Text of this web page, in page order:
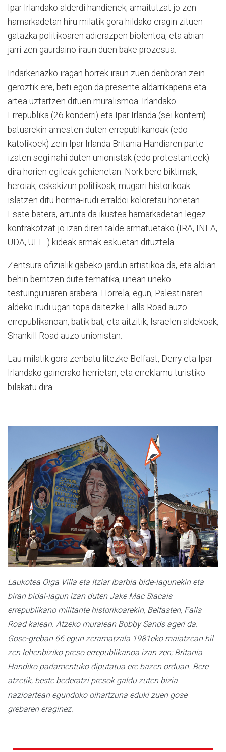
Ipar Irlandako alderdi handienek; amaitutzat jo zen
hamarkadetan hiru milatik gora hildako eragin zituen
gatazka politikoaren adierazpen biolentoa, eta abian
jarri zen gaurdaino iraun duen bake prozesua.
Indarkeriazko iragan horrek iraun zuen denboran zein
geroztik ere, beti egon da presente aldarrikapena eta
artea uztartzen dituen muralismoa. Irlandako
Errepublika (26 konderri) eta Ipar Irlanda (sei konterri)
batuarekin amesten duten errepublikanoak (edo
katolikoek) zein Ipar Irlanda Britania Handiaren parte
izaten segi nahi duten unionistak (edo protestanteek)
dira horien egileak gehienetan. Nork bere biktimak,
heroiak, eskakizun politikoak, mugarri historikoak…
islatzen ditu horma-irudi erraldoi koloretsu horietan.
Esate batera, arrunta da ikustea hamarkadetan legez
kontrakotzat jo izan diren talde armatuetako (IRA, INLA,
UDA, UFF...) kideak armak eskuetan dituztela.
Zentsura ofizialik gabeko jardun artistikoa da, eta aldian
behin berritzen dute tematika, unean uneko
testuinguruaren arabera. Horrela, egun, Palestinaren
aldeko irudi ugari topa daitezke Falls Road auzo
errepublikanoan, batik bat; eta aitzitik, Israelen aldekoak,
Shankill Road auzo unionistan.
Lau milatik gora zenbatu litezke Belfast, Derry eta Ipar
Irlandako gainerako herrietan, eta erreklamu turistiko
bilakatu dira.
Laukotea Olga Villa eta Itziar Ibarbia bide-lagunekin eta
biran bidai-lagun izan duten Jake Mac Siacais
errepublikano militante historikoarekin, Belfasten, Falls
Road kalean. Atzeko muralean Bobby Sands ageri da.
Gose-greban 66 egun zeramatzala 1981eko maiatzean hil
zen lehenbiziko preso errepublikanoa izan zen; Britania
Handiko parlamentuko diputatua ere bazen orduan. Bere
atzetik, beste bederatzi presok galdu zuten bizia
nazioartean egundoko oihartzuna eduki zuen gose
grebaren eraginez.